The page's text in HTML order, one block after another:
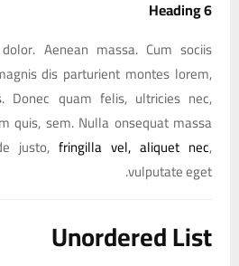
Heading 6
Aenean massa. Cum sociis
dis parturient montes lorem,
Donec quam felis, ultricies nec,
quis, sem. Nulla onsequat massa
justo, fringilla vel, aliquet nec,
vulputate eget.
Unordered List